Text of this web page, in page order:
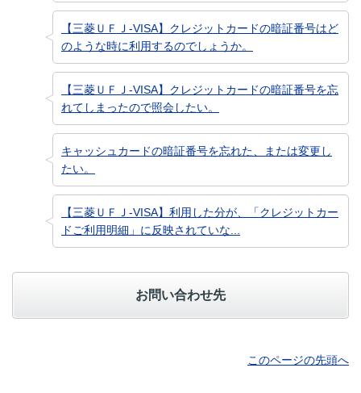
【三菱ＵＦＪ-VISA】クレジットカードの暗証番号はど
のような時に利用するのでしょうか。
【三菱ＵＦＪ-VISA】クレジットカードの暗証番号を忘
れてしまったので照会したい。
キャッシュカードの暗証番号を忘れた、または変更し
たい。
【三菱ＵＦＪ-VISA】利用した分が、「クレジットカー
ドご利用明細」に反映されていな...
お問い合わせ先
このページの先頭へ